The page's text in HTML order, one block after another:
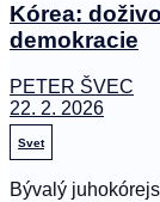
Kórea:
demokracie
PETER ŠVEC
22. 2. 2026
Svet
Bývalý